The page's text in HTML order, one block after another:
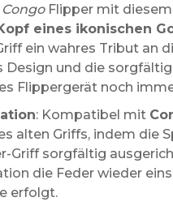
CongoFlipper mit diesem
eines ikonischen
ein wahres Tribut an
Design und die
Flippergerät noch
: Kompatibel mit
alten Griffs, indem die
Griff sorgfältig
die Feder wieder
erfolgt.